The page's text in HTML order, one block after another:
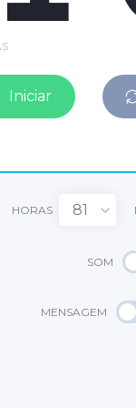
Iniciar
HORAS 81
SOM
MENSAGEM